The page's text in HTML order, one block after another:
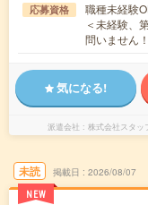
応募資格
職種未経験
＜未経験、
問いません
気になる!
派遣会社 株式会社スタッ
未読
NEW
掲載日 2026/08/07